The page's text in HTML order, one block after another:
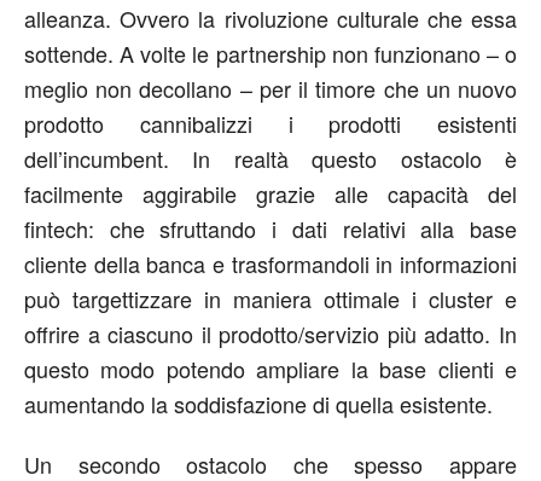
alleanza. Ovvero la rivoluzione culturale che essa
sottende. A volte le partnership non funzionano – o
meglio non decollano – per il timore che un nuovo
prodotto cannibalizzi i prodotti esistenti
dell’incumbent. In realtà questo ostacolo è
facilmente aggirabile grazie alle capacità del
fintech: che sfruttando i dati relativi alla base
cliente della banca e trasformandoli in informazioni
può targettizzare in maniera ottimale i cluster e
offrire a ciascuno il prodotto/servizio più adatto. In
questo modo potendo ampliare la base clienti e
aumentando la soddisfazione di quella esistente.
Un secondo ostacolo che spesso appare